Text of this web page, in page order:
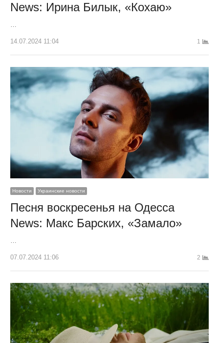
News: Ирина Билык, «Кохаю»
…
14.07.2024 11:04 1
Новости Украинские новости
Песня воскресенья на Одесса
News: Макс Барских, «Замало»
…
07.07.2024 11:06 2